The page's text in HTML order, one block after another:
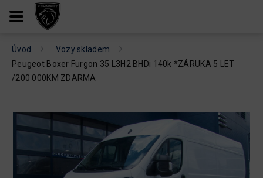
Úvod
Vozy skladem
Peugeot Boxer Furgon 35 L3H2 BHDi 140k *ZÁRUKA 5 LET
/200 000KM ZDARMA